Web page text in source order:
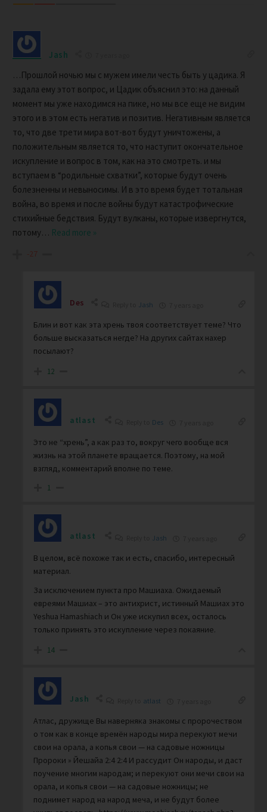
Jash
…Прошлой ночью мы с мужем имели честь быть у цадика. Я
задала ему этот вопрос, и Цадик объяснил это: на данный
момент мы уже находимся на пике, но мы все еще не видим
этого и в этом есть негатив и позитив. Негативным является
то, что две трети мира вот-вот будут уничтожены, а
положительным является то, что наступит окончательное
искупление и вопрос в том, как на это смотреть. и мы
вступаем в “родильные схватки”, которые будут очень
болезненны и невыносимы. И в это время будет тотальная
война, во время и после войны будут катастрофические
стихийные бедствия. Будут вулканы, которые извергнутся,
потому… Read more »
-27
Des Jash
Блин и вот как эта хрень твоя соответствует теме? Что
больше высказаться негде? На других сайтах нахер
посылают?
12
atlast Des
Это не “хрень”, а как раз то, вокруг чего вообще вся
жизнь на этой планете вращается. Поэтому, на мой
взгляд, комментарий вполне по теме.
1
atlast Jash
В целом, всё похоже так и есть, спасибо, интересный
материал.
За исключением пункта про Машиаха. Ожидаемый
евреями Машиах – это антихрист, истинный Машиах это
Yeshua Hamashiach и Он уже искупил всех, осталось
только принять это искупление через покаяние.
14
Jash atlast
Атлас, дружище Вы наверняка знакомы с пророчеством
о том как в конце времён народы мира перекуют мечи
свои на орала, а копья свои — на садовые ножницы
Пророки » Йешайа 2:4 2:4 И рассудит Он народы, и даст
поучение многим народам; и перекуют они мечи свои на
орала, и копья свои — на садовые ножницы; не
поднимет народ на народ меча, и не будут более